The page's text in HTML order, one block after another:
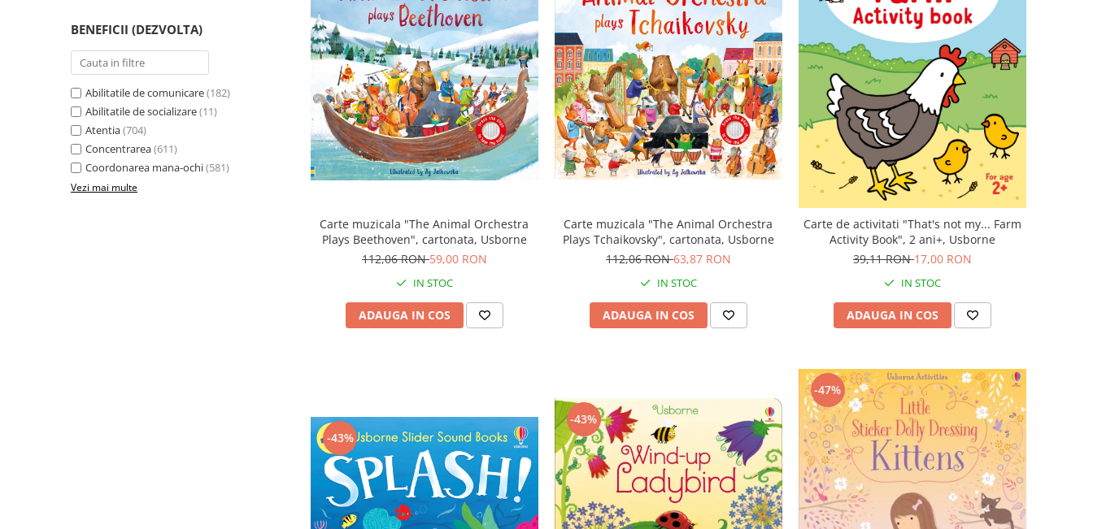
BENEFICII (DEZVOLTA)
Abilitatile de comunicare(182)
Abilitatile de socializare(11)
Atentia(704)
Concentrarea(611)
Coordonarea mana-ochi(581)
Vezi mai multe
Carte muzicala "The Animal Orchestra
Plays Beethoven", cartonata, Usborne
112,06 RON59,00 RON
IN STOC
ADAUGA IN COS
Carte muzicala "The Animal Orchestra
Plays Tchaikovsky", cartonata, Usborne
112,06 RON63,87 RON
IN STOC
ADAUGA IN COS
Carte de activitati "That's not my... Farm
Activity Book", 2 ani+, Usborne
39,11 RON17,00 RON
IN STOC
ADAUGA IN COS
-43%
-43%
-47%